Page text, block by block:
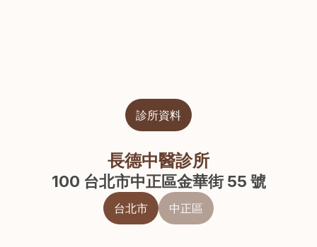
診所資料
長德中醫診所
100 台北市中正區金華街 55 號
台北市 中正區